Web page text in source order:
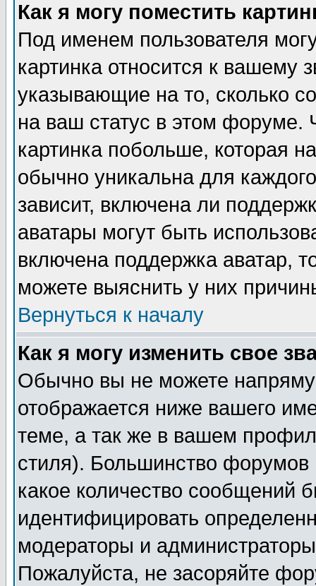
Как я могу поместить
Под именем пользователя
картинка относится к вашему
указывающие на то, сколько
на ваш статус в этом форуме.
картинка побольше, которая
обычно уникальна для
зависит, включена ли
аватары могут быть
включена поддержка аватар,
можете выяснить у них
Вернуться к началу
Как я могу изменить свое
Обычно вы не можете
отображается ниже вашего
теме, а так же в вашем
стиля). Большинство форумов
какое количество сообщений
идентифицировать
модераторы и
Пожалуйста, не засоряйте